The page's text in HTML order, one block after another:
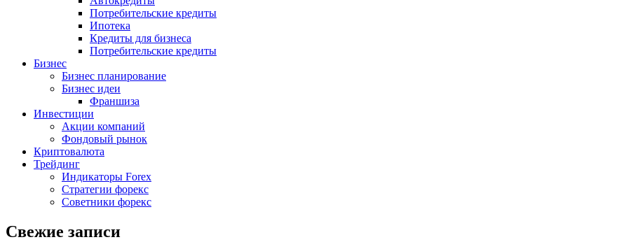
Потребительские кредиты
Ипотека
Кредиты для бизнеса
Потребительские кредиты
Бизнес
Бизнес планирование
Бизнес идеи
Франшиза
Инвестиции
Акции компаний
Фондовый рынок
Криптовалюта
Трейдинг
Индикаторы Forex
Стратегии форекс
Советники форекс
Свежие записи